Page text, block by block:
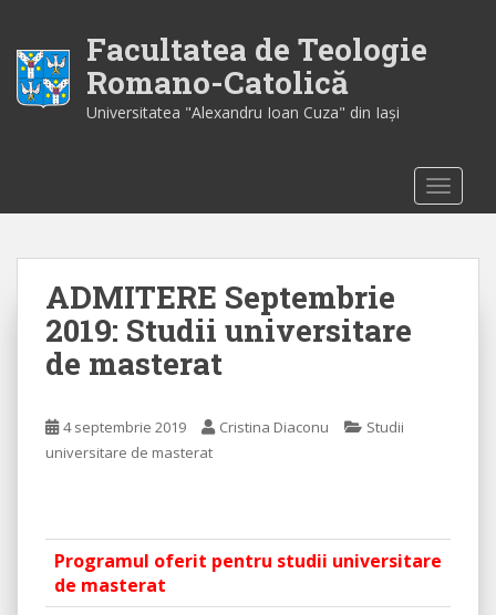
i
Facultatea de Teologie
Romano-Catolică
Universitatea "Alexandru Ioan Cuza" din Iaşi
ADMITERE Septembrie
2019: Studii universitare
de masterat
4 septembrie 2019 Cristina Diaconu
Studii
universitare de masterat
Programul oferit pentru studii universitare
de masterat